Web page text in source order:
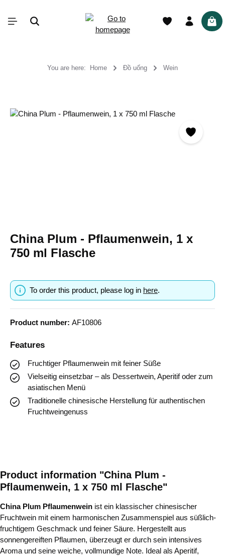
You are here: Home Đồ uống Wein
Skip image gallery
China Plum - Pflaumenwein, 1 x
750 ml Flasche
To order this product, please log in here.
Product number: AF10806
Features
Fruchtiger Pflaumenwein mit feiner Süße
Vielseitig einsetzbar – als Dessertwein, Aperitif oder zum
asiatischen Menü
Traditionelle chinesische Herstellung für authentischen
Fruchtweingenuss
Product information "China Plum -
Pflaumenwein, 1 x 750 ml Flasche"
China Plum Pflaumenwein ist ein klassischer chinesischer
Fruchtwein mit einem harmonischen Zusammenspiel aus süßlich-
fruchtigem Geschmack und feiner Säure. Hergestellt aus
sonnengereiften Pflaumen, überzeugt er durch sein intensives
Aroma und seine weiche, vollmundige Note. Ideal als Aperitif,